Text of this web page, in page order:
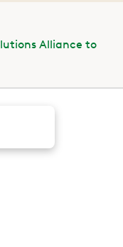
Alliance to